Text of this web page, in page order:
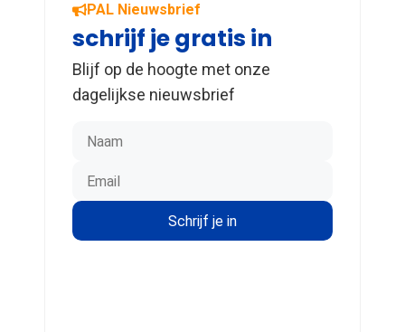
PAL Nieuwsbrief
schrijf je gratis in
Blijf op de hoogte met onze
dagelijkse nieuwsbrief